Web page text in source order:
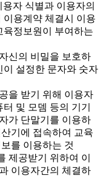
자 식별과 이용자의
용계약 체결시 이용
육정보원이 부여하는
신의 비밀을 보호하
이 설정한 문자와 숫자
을 받기 위해 이용자
및 모뎀 등의 기기
가 단말기를 이용하
기에 접속하여 교육
를 이용하는 것
제공받기 위하여 이
이용자간의 체결하